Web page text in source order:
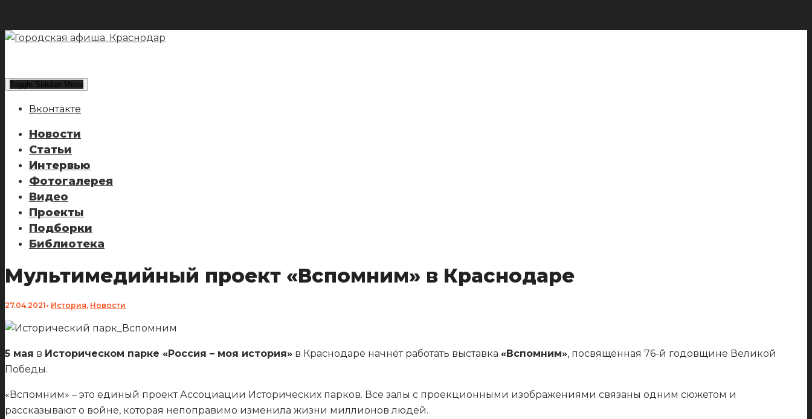
Toggle Sidebar Menu
Вконтакте
Новости
Статьи
Интервью
Фотогалерея
Видео
Проекты
Подборки
Библиотека
Мультимедийный проект «Вспомним» в Краснодаре
27.04.2021• История, Новости
5 мая в Историческом парке «Россия – моя история» в Краснодаре начнёт работать выставка «Вспомним», посвящённая 76-й годовщине Великой
Победы.
«Вспомним» – это единый проект Ассоциации Исторических парков. Все залы с проекционными изображениями связаны одним сюжетом и
рассказывают о войне, которая непоправимо изменила жизни миллионов людей.